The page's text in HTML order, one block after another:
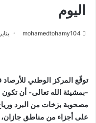
اليوم
mohamedtohamy104 يناير 28, 2026
توقّع المركز الوطني
-بمشيئة الله تعالى- أن
مصحوبة بزخات من البرد
على أجزاء من مناطق جازان،